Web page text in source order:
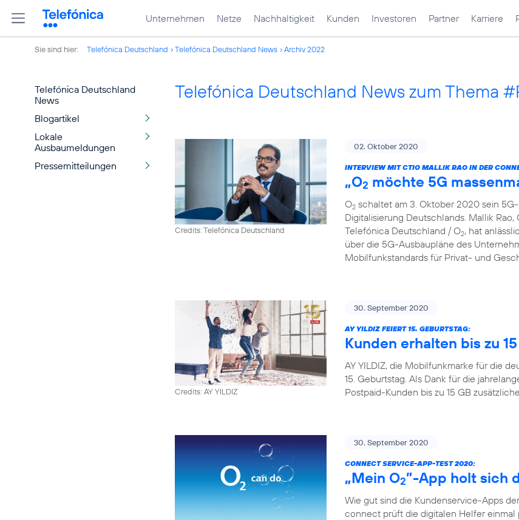
Unternehmen Netze Nachhaltigkeit Kunden Investoren Partner Karriere
Sie sind hier: Telefónica Deutschland Telefónica Deutschland News Archiv 2022
Telefónica Deutschland
News
Blogartikel
Lokale
Ausbaumeldungen
Pressemitteilungen
Telefónica Deutschland News zum Thema
Credits: Telefónica Deutschland
02. Oktober 2020
INTERVIEW MIT CTIO MALLIK RAO IN DER
„O2 möchte 5G
O2 schaltet am 3. Oktober 2020 sein
Digitalisierung Deutschlands. Mallik
Telefónica Deutschland / O2, hat
über die 5G-Ausbaupläne des
Mobilfunkstandards für Privat- und
Credits: AY YILDIZ
30. September 2020
AY YILDIZ FEIERT 15. GEBURTSTAG:
Kunden erhalten bis zu
AY YILDIZ, die Mobilfunkmarke für die
15. Geburtstag. Als Dank für die
Postpaid-Kunden bis zu 15 GB
30. September 2020
CONNECT SERVICE-APP-TEST 2020:
„Mein O2”-App holt sich
Wie gut sind die Kundenservice-Apps
connect prüft die digitalen Helfer einmal